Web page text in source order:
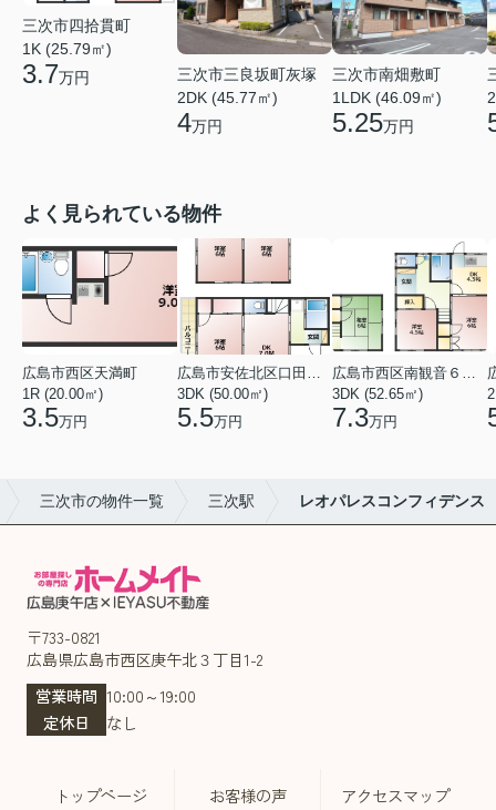
三次市四拾貫町
1K (25.79㎡)
3.7万円
三次市三良坂町灰塚
2DK (45.77㎡)
4万円
三次市南畑敷町
1LDK (46.09㎡)
5.25万円
よく見られている物件
広島市西区天満町
1R (20.00㎡)
3.5万円
3DK (50.00㎡)
5.5万円
3DK (52.65㎡)
7.3万円
三次市の物件一覧 三次駅 レオパレスコンフィデンス
〒733-0821
広島県広島市西区庚午北３丁目1-2
営業時間 10:00～19:00
定休日
なし
トップページ お客様の声 アクセスマップ